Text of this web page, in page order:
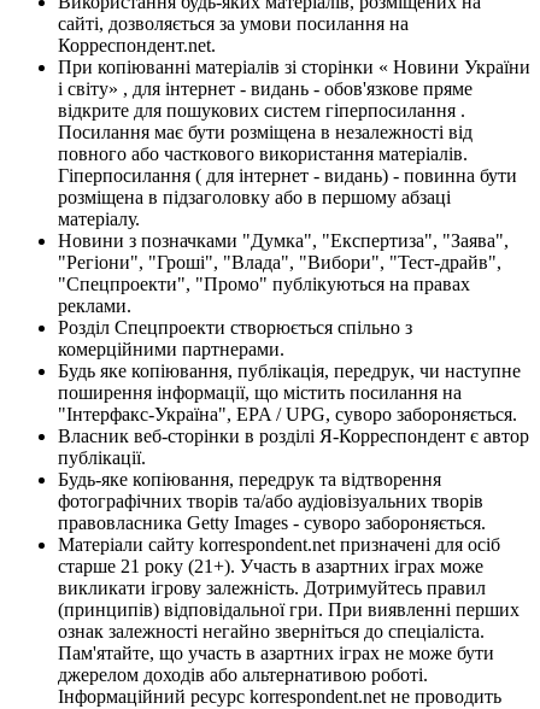
сайті, дозволяється за умови посилання на
Корреспондент.net.
При копіюванні матеріалів зі сторінки « Новини України
і світу» , для інтернет - видань - обов'язкове пряме
відкрите для пошукових систем гіперпосилання .
Посилання має бути розміщена в незалежності від
повного або часткового використання матеріалів.
Гіперпосилання ( для інтернет - видань) - повинна бути
розміщена в підзаголовку або в першому абзаці
матеріалу.
Новини з позначками "Думка", "Експертиза", "Заява",
"Регіони", "Гроші", "Влада", "Вибори", "Тест-драйв",
"Спецпроекти", "Промо" публікуються на правах
реклами.
Розділ Спецпроекти створюється спільно з
комерційними партнерами.
Будь яке копіювання, публікація, передрук, чи наступне
поширення інформації, що містить посилання на
"Інтерфакс-Україна", EPA / UPG, суворо забороняється.
Власник веб-сторінки в розділі Я-Корреспондент є автор
публікації.
Будь-яке копіювання, передрук та відтворення
фотографічних творів та/або аудіовізуальних творів
правовласника Getty Images - суворо забороняється.
Матеріали сайту korrespondent.net призначені для осіб
старше 21 року (21+). Участь в азартних іграх може
викликати ігрову залежність. Дотримуйтесь правил
(принципів) відповідальної гри. При виявленні перших
ознак залежності негайно зверніться до спеціаліста.
Пам'ятайте, що участь в азартних іграх не може бути
джерелом доходів або альтернативою роботі.
Інформаційний ресурс korrespondent.net не проводить